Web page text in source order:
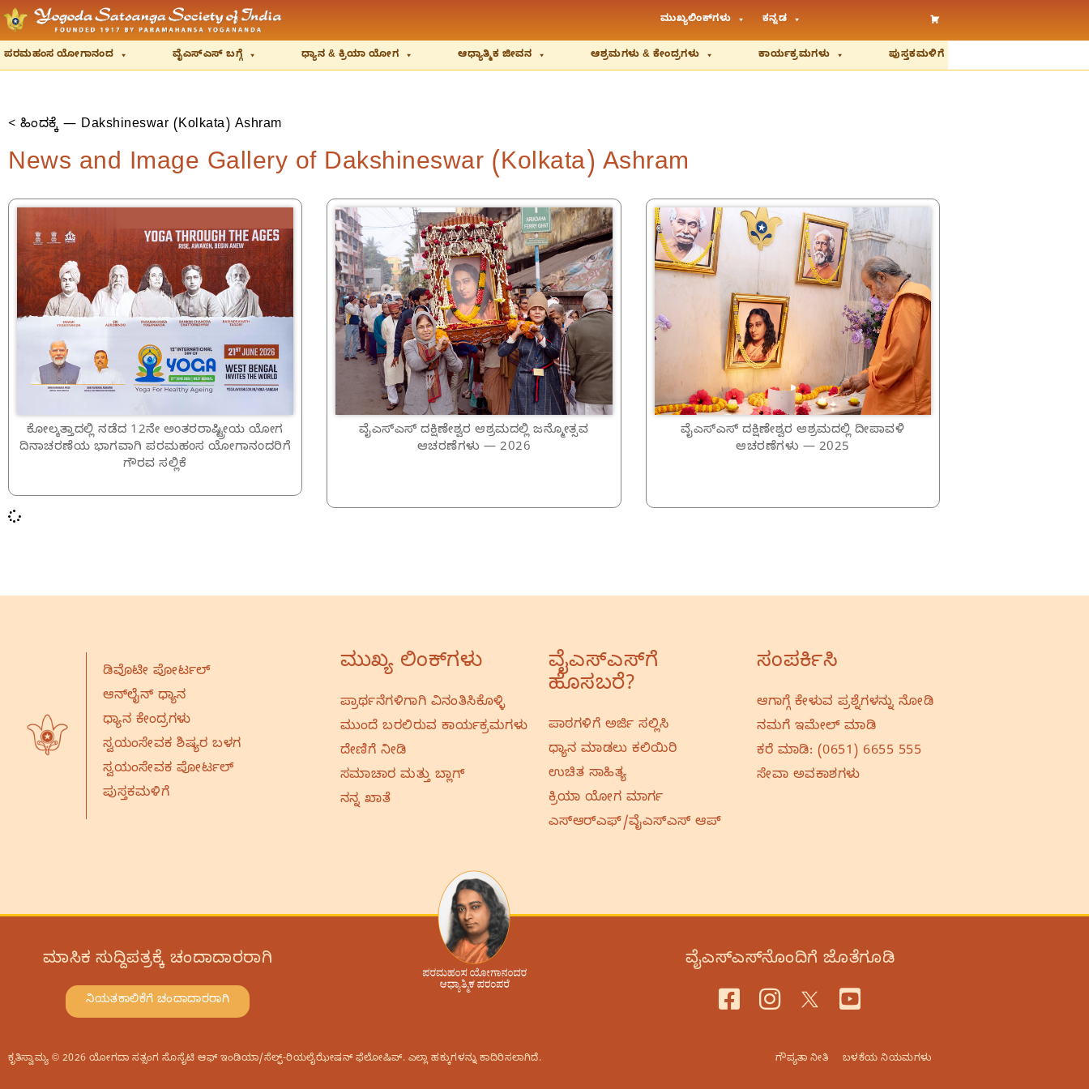
ಮುಖ್ಯಲಿಂಕ್‌ಗಳು ಕನ್ನಡ
ಪರಮಹಂಸ ಯೋಗಾನಂದ ವೈಎಸ್‌ಎಸ್‌ ಬಗ್ಗೆ ಧ್ಯಾನ & ಕ್ರಿಯಾ ಯೋಗ ಆಧ್ಯಾತ್ಮಿಕ ಜೀವನ ಆಶ್ರಮಗಳು & ಕೇಂದ್ರಗಳು ಕಾರ್ಯಕ್ರಮಗಳು ಪುಸ್ತಕಮಳಿಗೆ
< ಹಿಂದಕ್ಕೆ — Dakshineswar (Kolkata) Ashram
News and Image Gallery of Dakshineswar (Kolkata) Ashram
ಕೋಲ್ಕತ್ತಾದಲ್ಲಿ ನಡೆದ 12ನೇ ಅಂತರರಾಷ್ಟ್ರೀಯ ಯೋಗ
ದಿನಾಚರಣೆಯ ಭಾಗವಾಗಿ ಪರಮಹಂಸ ಯೋಗಾನಂದರಿಗೆ
ಗೌರವ ಸಲ್ಲಿಕೆ
ವೈಎಸ್ಎಸ್ ದಕ್ಷಿಣೇಶ್ವರ ಆಶ್ರಮದಲ್ಲಿ ಜನ್ಮೋತ್ಸವ
ಆಚರಣೆಗಳು — 2026
ವೈಎಸ್ಎಸ್ ದಕ್ಷಿಣೇಶ್ವರ ಆಶ್ರಮದಲ್ಲಿ ದೀಪಾವಳಿ
ಆಚರಣೆಗಳು — 2025
ಡಿವೊಟೀ ಪೋರ್ಟಲ್
ಆನ್‌ಲೈನ್‌ ಧ್ಯಾನ
ಧ್ಯಾನ ಕೇಂದ್ರಗಳು
ಸ್ವಯಂಸೇವಕ ಶಿಷ್ಯರ ಬಳಗ
ಸ್ವಯಂಸೇವಕ ಪೋರ್ಟಲ್
ಪುಸ್ತಕಮಳಿಗೆ
ಮುಖ್ಯ ಲಿಂಕ್‌ಗಳು
ಪ್ರಾರ್ಥನೆಗಳಿಗಾಗಿ ವಿನಂತಿಸಿಕೊಳ್ಳಿ
ಮುಂದೆ ಬರಲಿರುವ ಕಾರ್ಯಕ್ರಮಗಳು
ದೇಣಿಗೆ ನೀಡಿ
ಸಮಾಚಾರ ಮತ್ತು ಬ್ಲಾಗ್
ನನ್ನ ಖಾತೆ
ವೈಎಸ್‌ಎಸ್‌ಗೆ
ಹೊಸಬರೆ?
ಪಾಠಗಳಿಗೆ ಅರ್ಜಿ ಸಲ್ಲಿಸಿ
ಧ್ಯಾನ ಮಾಡಲು ಕಲಿಯಿರಿ
ಉಚಿತ ಸಾಹಿತ್ಯ
ಕ್ರಿಯಾ ಯೋಗ ಮಾರ್ಗ
ಎಸ್‌ಆರ್‌ಎಫ್‌/ವೈಎಸ್‌ಎಸ್‌ ಆಪ್
ಸಂಪರ್ಕಿಸಿ
ಆಗಾಗ್ಗೆ ಕೇಳುವ ಪ್ರಶ್ನೆಗಳನ್ನು ನೋಡಿ
ನಮಗೆ ಇಮೇಲ್‌ ಮಾಡಿ
ಕರೆ ಮಾಡಿ: (0651) 6655 555
ಸೇವಾ ಅವಕಾಶಗಳು
ಮಾಸಿಕ ಸುದ್ದಿಪತ್ರಕ್ಕೆ ಚಂದಾದಾರರಾಗಿ
ನಿಯತಕಾಲಿಕೆಗೆ ಚಂದಾದಾರರಾಗಿ
ವೈಎಸ್‌ಎಸ್‌ನೊಂದಿಗೆ ಜೊತೆಗೂಡಿ
ಕೃತಿಸ್ವಾಮ್ಯ © 2026 ಯೋಗದಾ ಸತ್ಸಂಗ ಸೊಸೈಟಿ ಆಫ್‌ ಇಂಡಿಯಾ/ಸೆಲ್ಫ್-ರಿಯಲೈಝೇಷನ್‌ ಫೆಲೋಷಿಪ್.‌ ಎಲ್ಲಾ ಹಕ್ಕುಗಳನ್ನು ಕಾದಿರಿಸಲಾಗಿದೆ. ಗೌಪ್ಯತಾ ನೀತಿ ಬಳಕೆಯ ನಿಯಮಗಳು